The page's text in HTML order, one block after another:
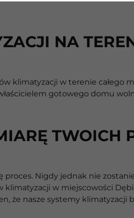
NA
klimatyzacji w terenie całego
gotowego domu
TWOICH
proces. Nigdy jednak nie
w miejscowości
że nasze systemy